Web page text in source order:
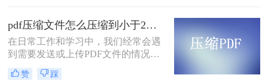
缩来减少，但大多数用户非常担心，
因为他们找不到合适的方法。那么，
pdf怎么压缩成500k呢？让我们分享三
种值得掌握且无损压缩的方法。让我
们来看看。
pdf压缩文件怎么压缩到小于2M？这几种方法值得一试！
在日常工作和学习中，我们经常会遇
到需要发送或上传PDF文件的情况。
然而，有些PDF文件可能过大，不利
赞 踩